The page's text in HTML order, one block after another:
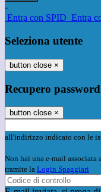
-
Entra con SPID Entra
Seleziona utente
button close ×
Recupero password
button close ×
all'indirizzo indicato con le
Non hai una e-mail associata
tramite la Login Spaggiari